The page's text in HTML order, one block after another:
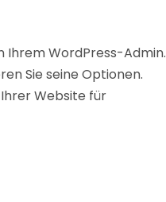
Ihrem WordPress-Admin.
Sie seine Optionen.
Website für